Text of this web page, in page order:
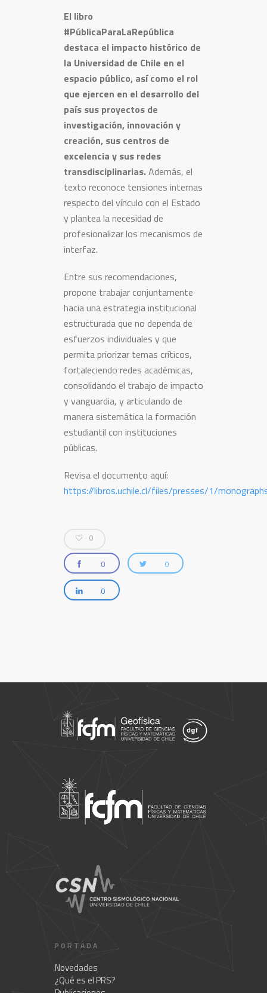
El libro
#PúblicaParaLaRepública
destaca el impacto histórico de
la Universidad de Chile en el
espacio público, así como el rol
que ejercen en el desarrollo del
país sus proyectos de
investigación, innovación y
creación, sus centros de
excelencia y sus redes
transdisciplinarias. Además, el
texto reconoce tensiones internas
respecto del vínculo con el Estado
y plantea la necesidad de
profesionalizar los mecanismos de
interfaz.
Entre sus recomendaciones,
propone trabajar conjuntamente
hacia una estrategia institucional
estructurada que no dependa de
esfuerzos individuales y que
permita priorizar temas críticos,
fortaleciendo redes académicas,
consolidando el trabajo de impacto
y vanguardia, y articulando de
manera sistemática la formación
estudiantil con instituciones
públicas.
Revisa el documento aquí:
https://libros.uchile.cl/files/presses/1/
0
0 0
0
PORTADA
Novedades
¿Qué es el PRS?